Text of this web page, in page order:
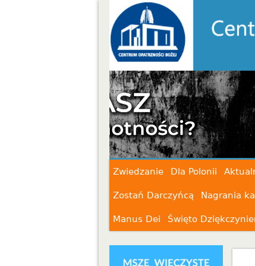
Zwiedzanie Dla Polonii
Zostań Darczyńcą Nagrania
Manus Dei Święto